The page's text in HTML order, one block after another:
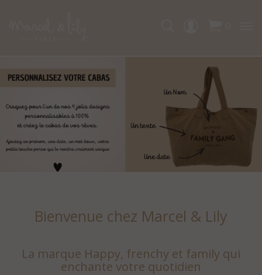
Bienvenue chez Marcel & Lily
La marque Happy, frenchy et family qui
enchante votre quotidien